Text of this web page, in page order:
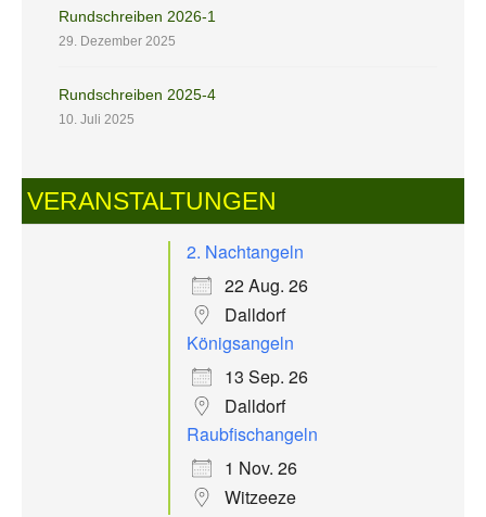
Rundschreiben 2026-1
29. Dezember 2025
Rundschreiben 2025-4
10. Juli 2025
VERANSTALTUNGEN
2. Nachtangeln
22 Aug. 26
Dalldorf
Königsangeln
13 Sep. 26
Dalldorf
Raubfischangeln
1 Nov. 26
Witzeeze